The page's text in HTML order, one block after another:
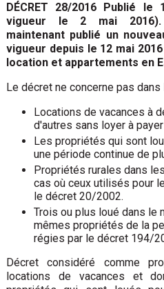
DÉCRET 28/2016 Publié
vigueur le 2 mai 2016).
maintenant publié un
vigueur depuis le 12 mai
location et appartements en
Le décret ne concerne pas
Locations de vacances à
d'autres sans loyer à
Les propriétés qui sont
une période continue de
Propriétés rurales dans
cas où ceux utilisés pour
le décret 20/2002.
Trois ou plus loué dans le
mêmes propriétés de la
régies par le décret 194/
Décret considéré comme
locations de vacances et